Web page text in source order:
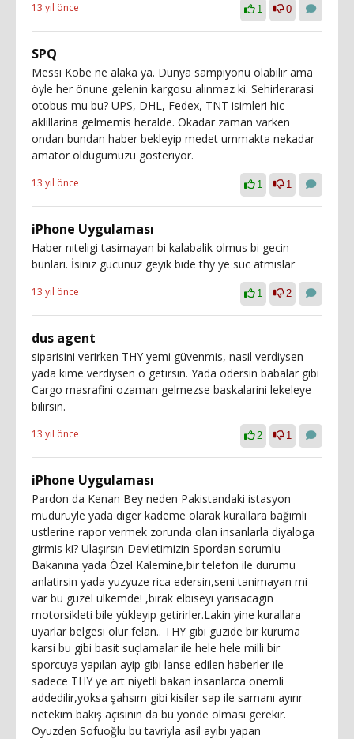
13 yıl önce 1 0
SPQ
Messi Kobe ne alaka ya. Dunya sampiyonu olabilir ama
öyle her önune gelenin kargosu alinmaz ki. Sehirlerarasi
otobus mu bu? UPS, DHL, Fedex, TNT isimleri hic
aklillarina gelmemis heralde. Okadar zaman varken
ondan bundan haber bekleyip medet ummakta nekadar
amatör oldugumuzu gösteriyor.
13 yıl önce 1 1
iPhone Uygulaması
Haber niteligi tasimayan bi kalabalik olmus bi gecin
bunlari. İsiniz gucunuz geyik bide thy ye suc atmislar
13 yıl önce 1 2
dus agent
siparisini verirken THY yemi güvenmis, nasil verdiysen
yada kime verdiysen o getirsin. Yada ödersin babalar gibi
Cargo masrafini ozaman gelmezse baskalarini lekeleye
bilirsin.
13 yıl önce 2 1
iPhone Uygulaması
Pardon da Kenan Bey neden Pakistandaki istasyon
müdürüyle yada diger kademe olarak kurallara bağımlı
ustlerine rapor vermek zorunda olan insanlarla diyaloga
girmis ki? Ulaşırsın Devletimizin Spordan sorumlu
Bakanına yada Özel Kalemine,bir telefon ile durumu
anlatirsin yada yuzyuze rica edersin,seni tanimayan mi
var bu guzel ülkemde! ,birak elbiseyi yarisacagin
motorsikleti bile yükleyip getirirler.Lakin yine kurallara
uyarlar belgesi olur felan.. THY gibi güzide bir kuruma
karsi bu gibi basit suçlamalar ile hele hele milli bir
sporcuya yapılan ayip gibi lanse edilen haberler ile
sadece THY ye art niyetli bakan insanlarca onemli
addedilir,yoksa şahsım gibi kisiler sap ile samanı ayırır
netekim bakış açısının da bu yonde olmasi gerekir.
Oyuzden Sofuoğlu bu tavriyla asil ayıbı yapan